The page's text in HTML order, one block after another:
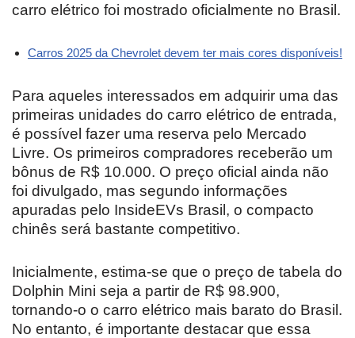
carro elétrico foi mostrado oficialmente no Brasil.
Carros 2025 da Chevrolet devem ter mais cores disponíveis!
Para aqueles interessados em adquirir uma das
primeiras unidades do carro elétrico de entrada,
é possível fazer uma reserva pelo Mercado
Livre. Os primeiros compradores receberão um
bônus de R$ 10.000. O preço oficial ainda não
foi divulgado, mas segundo informações
apuradas pelo InsideEVs Brasil, o compacto
chinês será bastante competitivo.
Inicialmente, estima-se que o preço de tabela do
Dolphin Mini seja a partir de R$ 98.900,
tornando-o o carro elétrico mais barato do Brasil.
No entanto, é importante destacar que essa